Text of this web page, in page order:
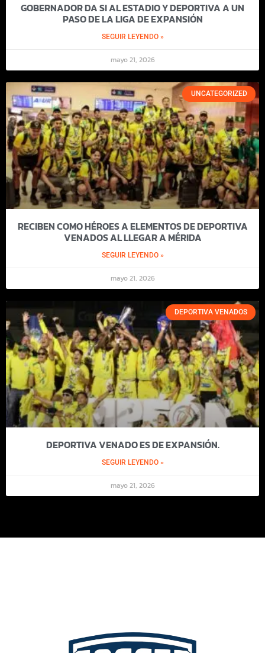
GOBERNADOR DA SI AL ESTADIO Y DEPORTIVA A UN
PASO DE LA LIGA DE EXPANSIÓN
SEGUIR LEYENDO »
mayo 21, 2026
UNCATEGORIZED
RECIBEN COMO HÉROES A ELEMENTOS DE DEPORTIVA
VENADOS AL LLEGAR A MÉRIDA
SEGUIR LEYENDO »
mayo 21, 2026
DEPORTIVA VENADOS
DEPORTIVA VENADO ES DE EXPANSIÓN.
SEGUIR LEYENDO »
mayo 21, 2026